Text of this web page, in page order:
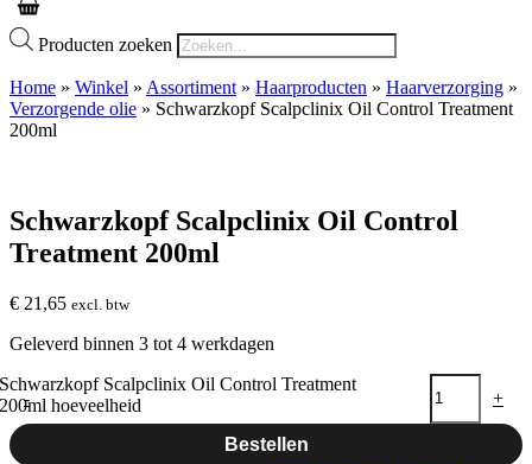
Producten zoeken
Home » Winkel » Assortiment » Haarproducten » Haarverzorging »
Verzorgende olie » Schwarzkopf Scalpclinix Oil Control Treatment
200ml
Schwarzkopf Scalpclinix Oil Control
Treatment 200ml
€ 21,65 excl. btw
Geleverd binnen 3 tot 4 werkdagen
-
Schwarzkopf Scalpclinix Oil Control Treatment
200ml hoeveelheid
+
Bestellen